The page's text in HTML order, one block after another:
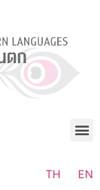
TH EN